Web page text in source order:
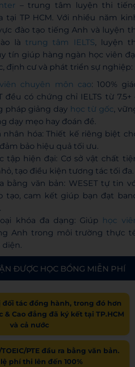
– trung tâm luyện thi
tại TP HCM. Với nhiều năm
đào tạo tiếng Anh và luyện
là trung tâm IELTS, luyện
tín giúp hàng ngàn học viên
định cư và phát triển sự nghiệp:
chuyên môn cao: 100%
đều có chứng chỉ IELTS từ 7.5+
pháp giảng dạy học từ gốc,
dạy mẹo hay đoán đề.
nhân hóa: Thiết kế riêng biệt
bảo hiệu quả tối ưu.
tập hiện đại: Cơ sở vật chất
tạo điều kiện tương tác tối đa.
bằng văn bản: WESET tự tin
tạo, cam kết giúp bạn đạt
khóa đa dạng: Giúp
học
Anh trong môi trường thực
ĐƯỢC HỌC BỔNG MIỄN PHÍ
đối tác đồng hành, trong đó hơn
& Cao đẳng đã ký kết tại TP.HCM
và cả nước
TOEIC/PTE đầu ra bằng văn bản.
phí thi lên đến 100%